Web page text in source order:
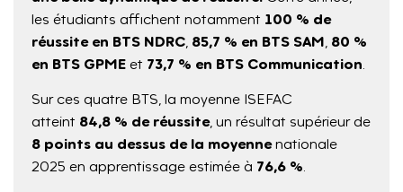
les étudiants affichent notamment 100 % de
réussite en BTS NDRC, 85,7 % en BTS SAM, 80 %
en BTS GPME et 73,7 % en BTS Communication.
Sur ces quatre BTS, la moyenne ISEFAC
atteint 84,8 % de réussite, un résultat supérieur de
8 points au dessus de la moyennenationale
2025 en apprentissage estimée à 76,6 %